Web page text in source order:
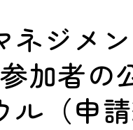
ネジメ
加者の
（申請